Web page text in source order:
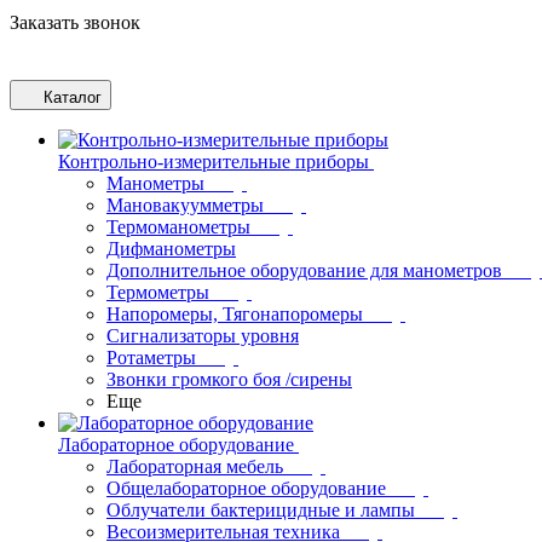
Заказать звонок
Каталог
Контрольно-измерительные приборы
Манометры
Мановакуумметры
Термоманометры
Дифманометры
Дополнительное оборудование для манометров
Термометры
Напоромеры, Тягонапоромеры
Сигнализаторы уровня
Ротаметры
Звонки громкого боя /сирены
Еще
Лабораторное оборудование
Лабораторная мебель
Общелабораторное оборудование
Облучатели бактерицидные и лампы
Весоизмерительная техника